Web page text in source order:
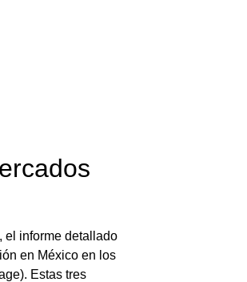
el informe detallado
en México en los
Estas tres